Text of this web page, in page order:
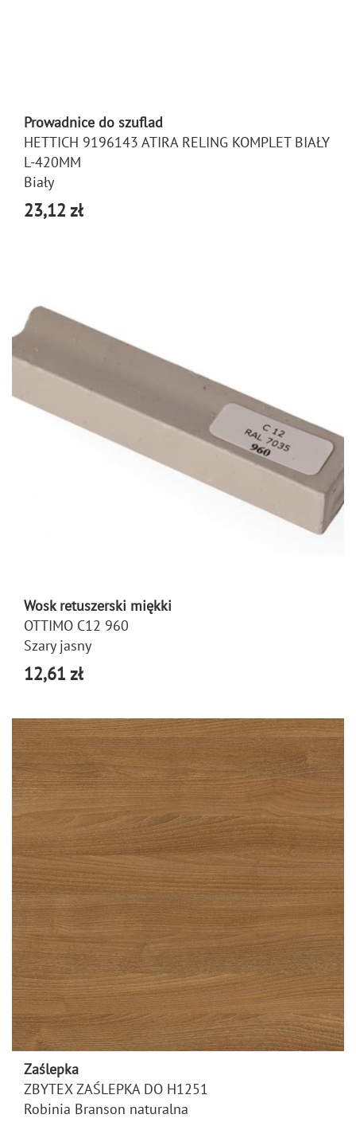
Prowadnice do szuflad
HETTICH 9196143 ATIRA RELING KOMPLET BIAŁY
L-420MM
Biały
23,12 zł
Wosk retuszerski miękki
OTTIMO C12 960
Szary jasny
12,61 zł
Zaślepka
ZBYTEX ZAŚLEPKA DO H1251
Robinia Branson naturalna